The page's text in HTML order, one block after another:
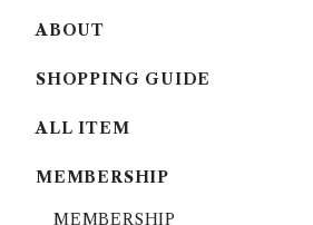
ABOUT
SHOPPING GUIDE
ALL ITEM
MEMBERSHIP
MEMBERSHIP